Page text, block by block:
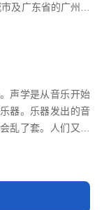
及广东省的广州、
面数字电视节目。
声学是从音乐开始
器。乐器发出的音
乱了套。人们又发
来才协调好听，这